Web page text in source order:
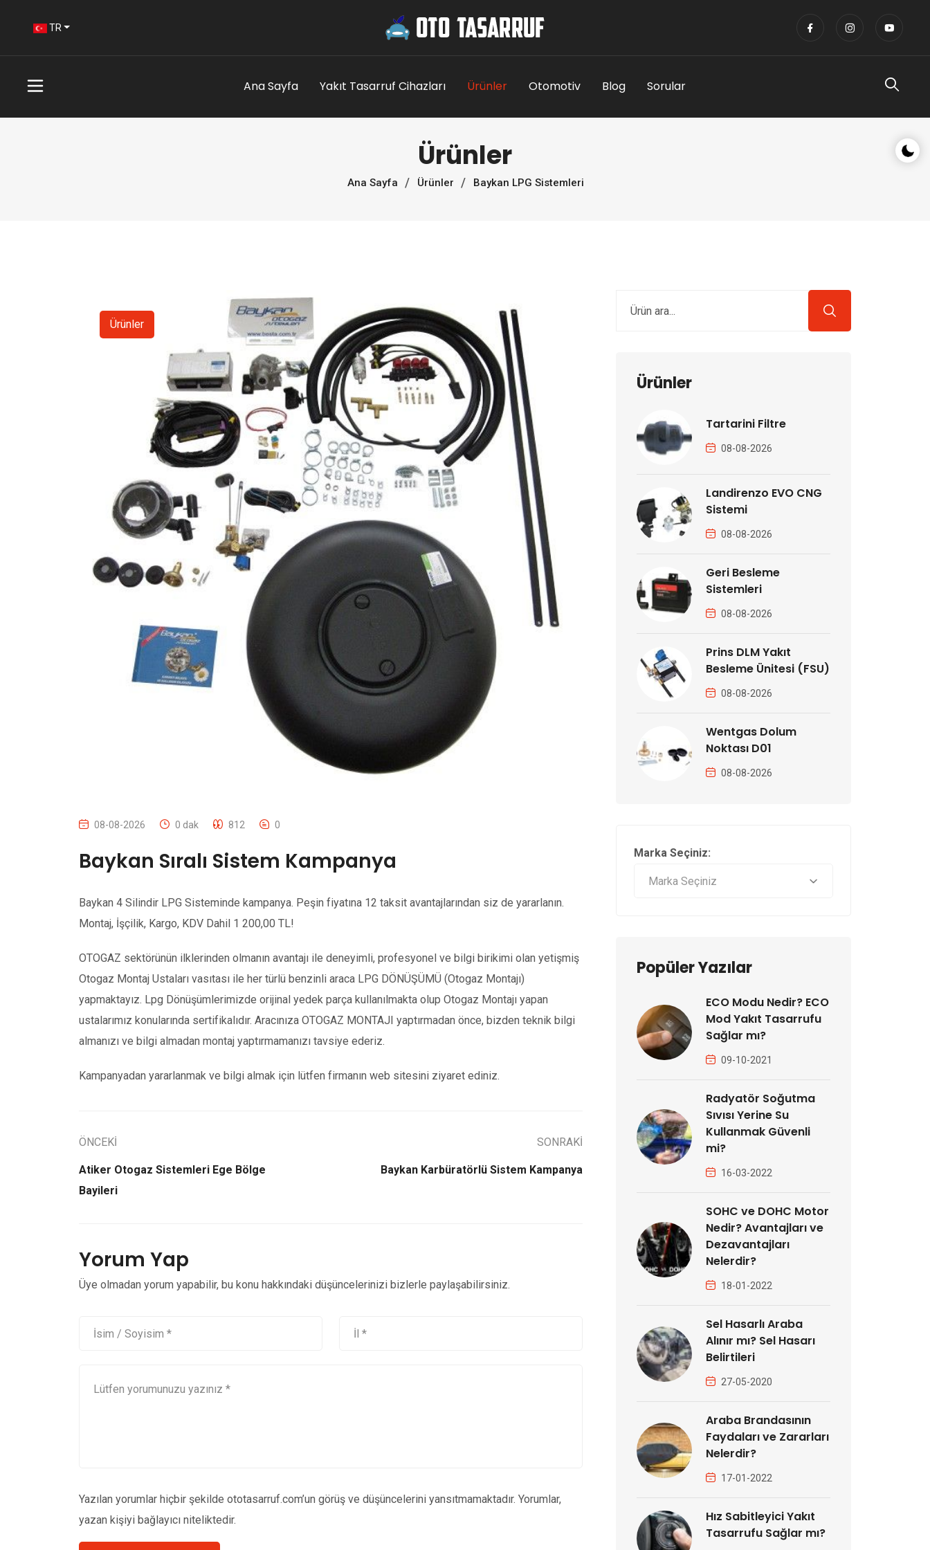
Gece/
TR
Ana Sayfa Yakıt Tasarruf Cihazları Ürünler Otomotiv Blog Sorular
Ürünler
Ana Sayfa Ürünler Baykan LPG Sistemleri
Ürünler
08-08-2026 0 dak 812 0
Baykan Sıralı Sistem Kampanya
Baykan 4 Silindir LPG Sisteminde kampanya. Peşin fiyatına 12 taksit avantajlarından siz de yararlanın.
Montaj, İşçilik, Kargo, KDV Dahil 1 200,00 TL!
OTOGAZ sektörünün ilklerinden olmanın avantajı ile deneyimli, profesyonel ve bilgi birikimi olan yetişmiş
Otogaz Montaj Ustaları vasıtası ile her türlü benzinli araca LPG DÖNÜŞÜMÜ (Otogaz Montajı)
yapmaktayız. Lpg Dönüşümlerimizde orijinal yedek parça kullanılmakta olup Otogaz Montajı yapan
ustalarımız konularında sertifikalıdır. Aracınıza OTOGAZ MONTAJI yaptırmadan önce, bizden teknik bilgi
almanızı ve bilgi almadan montaj yaptırmamanızı tavsiye ederiz.
Kampanyadan yararlanmak ve bilgi almak için lütfen firmanın web sitesini ziyaret ediniz.
ÖNCEKİ
Atiker Otogaz Sistemleri Ege Bölge
Bayileri
SONRAKİ
Baykan Karbüratörlü Sistem Kampanya
Yorum Yap
Üye olmadan yorum yapabilir, bu konu hakkındaki düşüncelerinizi bizlerle paylaşabilirsiniz.
Yazılan yorumlar hiçbir şekilde ototasarruf.com’un görüş ve düşüncelerini yansıtmamaktadır. Yorumlar,
yazan kişiyi bağlayıcı niteliktedir.
Ürünler
Tartarini Filtre
08-08-2026
Landirenzo EVO CNG
Sistemi
08-08-2026
Geri Besleme
Sistemleri
08-08-2026
Prins DLM Yakıt
Besleme Ünitesi (FSU)
08-08-2026
Wentgas Dolum
Noktası D01
08-08-2026
Marka Seçiniz:
Popüler Yazılar
ECO Modu Nedir? ECO
Mod Yakıt Tasarrufu
Sağlar mı?
09-10-2021
Radyatör Soğutma
Sıvısı Yerine Su
Kullanmak Güvenli
mi?
16-03-2022
SOHC ve DOHC Motor
Nedir? Avantajları ve
Dezavantajları
Nelerdir?
18-01-2022
Sel Hasarlı Araba
Alınır mı? Sel Hasarı
Belirtileri
27-05-2020
Araba Brandasının
Faydaları ve Zararları
Nelerdir?
17-01-2022
Hız Sabitleyici Yakıt
Tasarrufu Sağlar mı?